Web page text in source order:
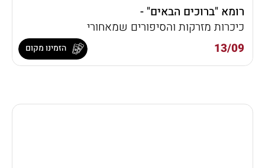
13/09
רומא "ברוכים הבאים" -
כיכרות מזרקות והסיפורים שמאחורי
הזמינו מקום